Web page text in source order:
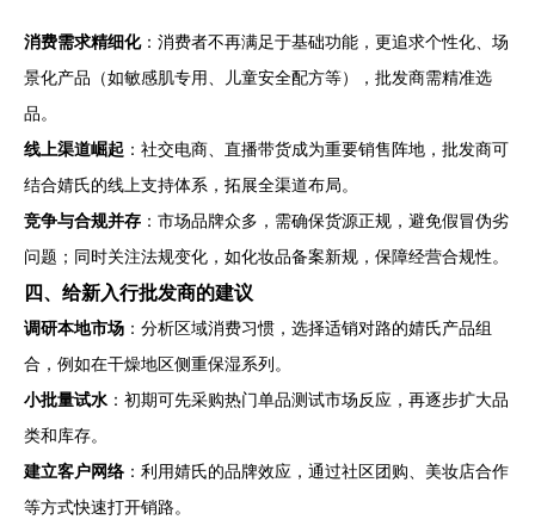
消费需求精细化：消费者不再满足于基础功能，更追求个性化、场
景化产品（如敏感肌专用、儿童安全配方等），批发商需精准选
品。
线上渠道崛起 ：社交电商、直播带货成为重要销售阵地，批发商可
结合婧氏的线上支持体系，拓展全渠道布局。
竞争与合规并存 ：市场品牌众多，需确保货源正规，避免假冒伪劣
问题；同时关注法规变化，如化妆品备案新规，保障经营合规性。
四、给新入行批发商的建议
调研本地市场 ：分析区域消费习惯，选择适销对路的婧氏产品组
合，例如在干燥地区侧重保湿系列。
小批量试水 ：初期可先采购热门单品测试市场反应，再逐步扩大品
类和库存。
建立客户网络 ：利用婧氏的品牌效应，通过社区团购、美妆店合作
等方式快速打开销路。